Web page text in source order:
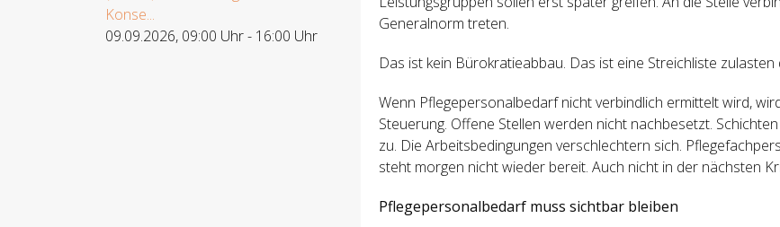
Konse...
09.09.2026, 09:00 Uhr- 16:00 Uhr
Generalnorm treten.
Das ist kein Bürokratieabbau. Das ist eine Streichliste
Wenn Pflegepersonalbedarf nicht verbindlich ermittelt wird,
Steuerung. Offene Stellen werden nicht nachbesetzt.
zu. Die Arbeitsbedingungen verschlechtern sich.
steht morgen nicht wieder bereit. Auch nicht in der nächsten
Pflegepersonalbedarf muss sichtbar bleiben